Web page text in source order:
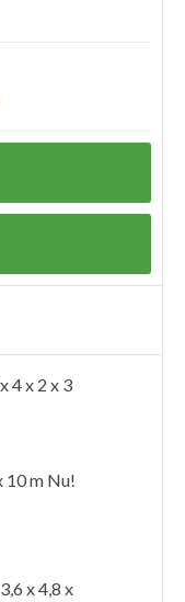
4 x 2 x 3
10 m Nu!
x 4,8 x